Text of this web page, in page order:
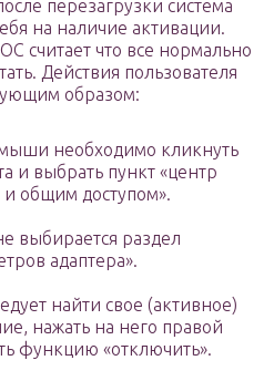
перезагрузки система
на наличие активации.
считает что все нормально
Действия пользователя
образом:
необходимо кликнуть
и выбрать пункт «центр
общим доступом».
выбирается раздел
адаптера».
найти свое (активное)
нажать на него правой
функцию «отключить».